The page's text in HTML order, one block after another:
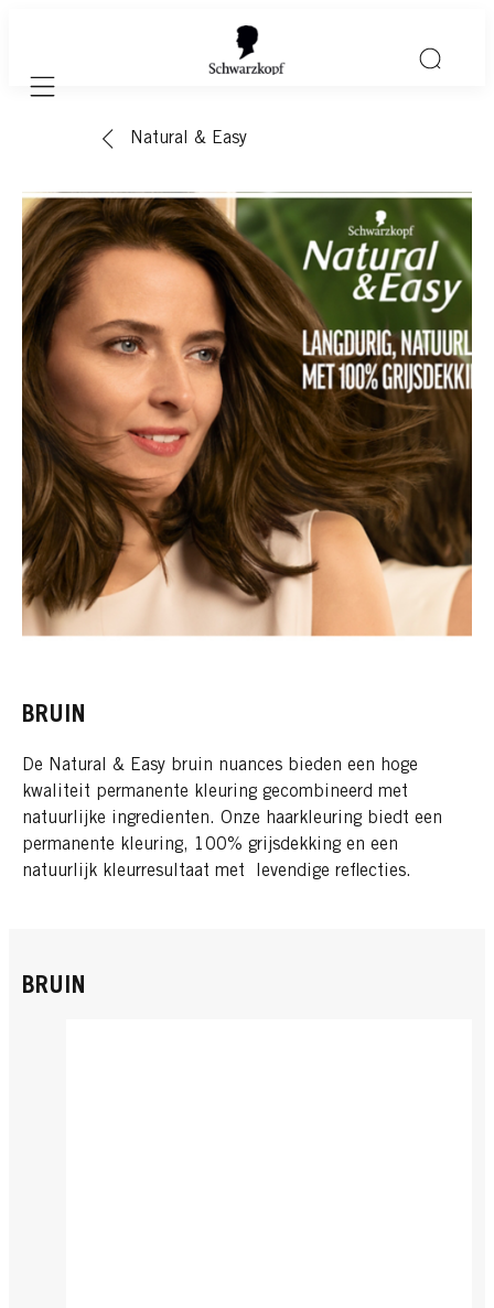
Mobile navigation
Natural & Easy
BRUIN
De Natural & Easy bruin nuances bieden een hoge
kwaliteit permanente kleuring gecombineerd met
natuurlijke ingredienten. Onze haarkleuring biedt een
permanente kleuring, 100% grijsdekking en een
natuurlijk kleurresultaat met levendige reflecties.
BRUIN